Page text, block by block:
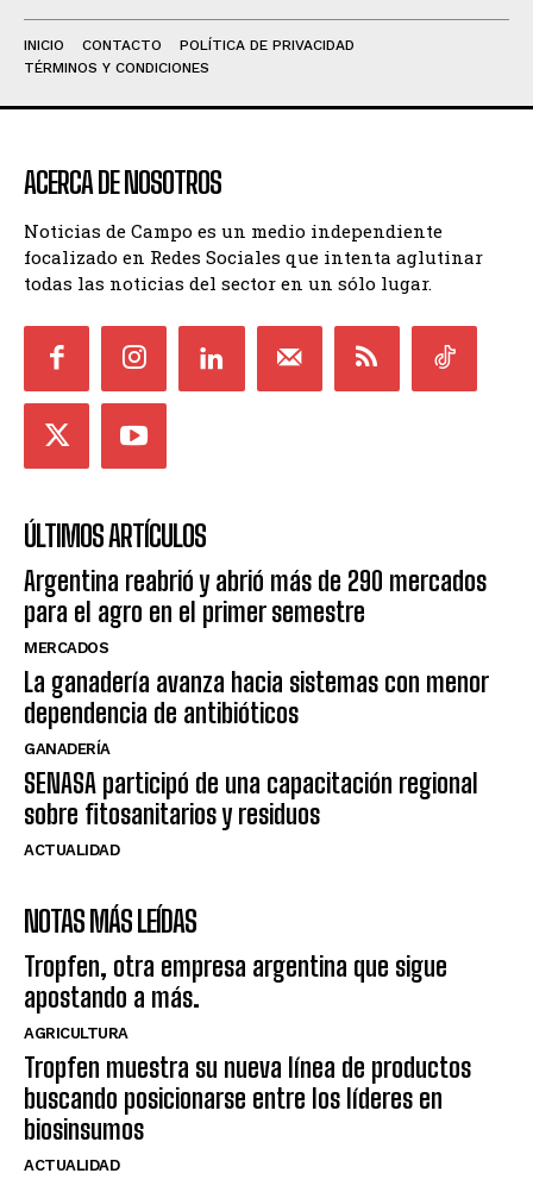
INICIO CONTACTO
POLÍTICA DE PRIVACIDAD
TÉRMINOS Y CONDICIONES
ACERCA DE NOSOTROS
Noticias de Campo es un medio independiente
focalizado en Redes Sociales que intenta aglutinar
todas las noticias del sector en un sólo lugar.
ÚLTIMOS ARTÍCULOS
Argentina reabrió y abrió más de 290 mercados
para el agro en el primer semestre
MERCADOS
La ganadería avanza hacia sistemas con menor
dependencia de antibióticos
GANADERÍA
SENASA participó de una capacitación regional
sobre fitosanitarios y residuos
ACTUALIDAD
NOTAS MÁS LEÍDAS
Tropfen, otra empresa argentina que sigue
apostando a más.
AGRICULTURA
Tropfen muestra su nueva línea de productos
buscando posicionarse entre los líderes en
biosinsumos
ACTUALIDAD